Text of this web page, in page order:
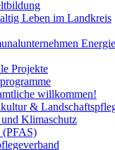
Leben im Landkreis
Projekte
willkommen!
&
Klimaschutz
(PFAS)